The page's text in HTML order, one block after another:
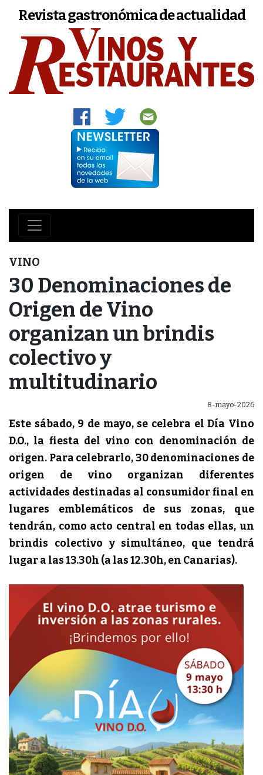
Revista gastronómica de actualidad
VINO
30 Denominaciones de
Origen de Vino
organizan un brindis
colectivo y
multitudinario
8-mayo-2026
Este sábado, 9 de mayo, se celebra el Día Vino
D.O., la fiesta del vino con denominación de
origen. Para celebrarlo, 30 denominaciones de
origen de vino organizan diferentes
actividades destinadas al consumidor final en
lugares emblemáticos de sus zonas, que
tendrán, como acto central en todas ellas, un
brindis colectivo y simultáneo, que tendrá
lugar a las 13.30h (a las 12.30h, en Canarias).